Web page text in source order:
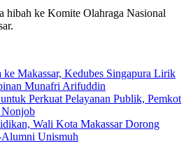
hibah ke Komite Olahraga Nasional
ke Makassar, Kedubes Singapura Lirik
Munafri Arifuddin
Perkuat Pelayanan Publik, Pemkot
Nonjob
Wali Kota Makassar Dorong
Unismuh